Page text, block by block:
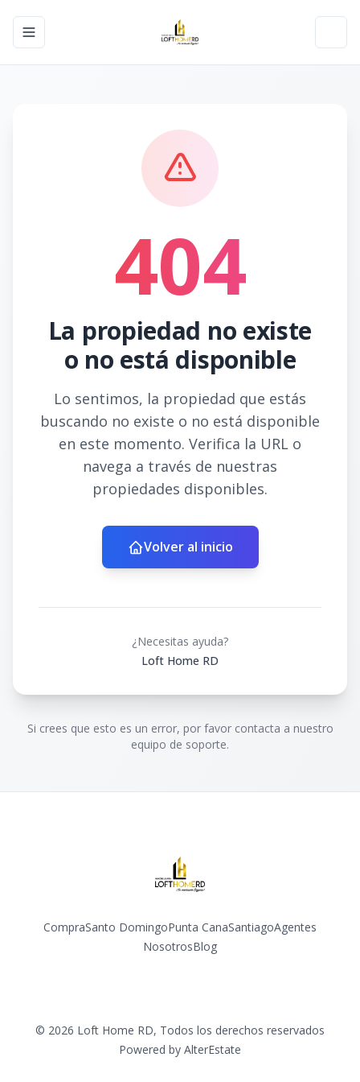
Toggle navigation menu
404
La propiedad no existe
o no está disponible
Lo sentimos, la propiedad que estás
buscando no existe o no está disponible
en este momento. Verifica la URL o
navega a través de nuestras
propiedades disponibles.
Volver al inicio
¿Necesitas ayuda?
Loft Home RD
Si crees que esto es un error, por favor contacta a nuestro
equipo de soporte.
CompraSanto DomingoPunta CanaSantiagoAgentes
NosotrosBlog
© 2026 Loft Home RD, Todos los derechos reservados
Powered by AlterEstate